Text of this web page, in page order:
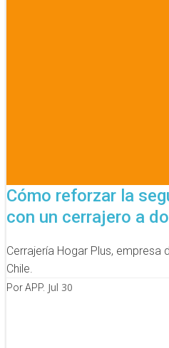
Cómo reforzar la
con un cerrajero a
Cerrajería Hogar Plus, empresa
Chile.
Por APP. Jul 30